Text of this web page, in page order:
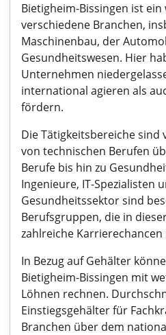
Bietigheim-Bissingen ist
verschiedene Branchen,
Maschinenbau, der
Gesundheitswesen. Hier
Unternehmen
international agieren als
fördern.
Die Tätigkeitsbereiche sind
von technischen Berufen
Berufe bis hin zu
Ingenieure, IT-Spezialisten
Gesundheitssektor sind
Berufsgruppen, die in
zahlreiche
In Bezug auf Gehälter
Bietigheim-Bissingen mit
Löhnen rechnen.
Einstiegsgehälter für
Branchen über dem